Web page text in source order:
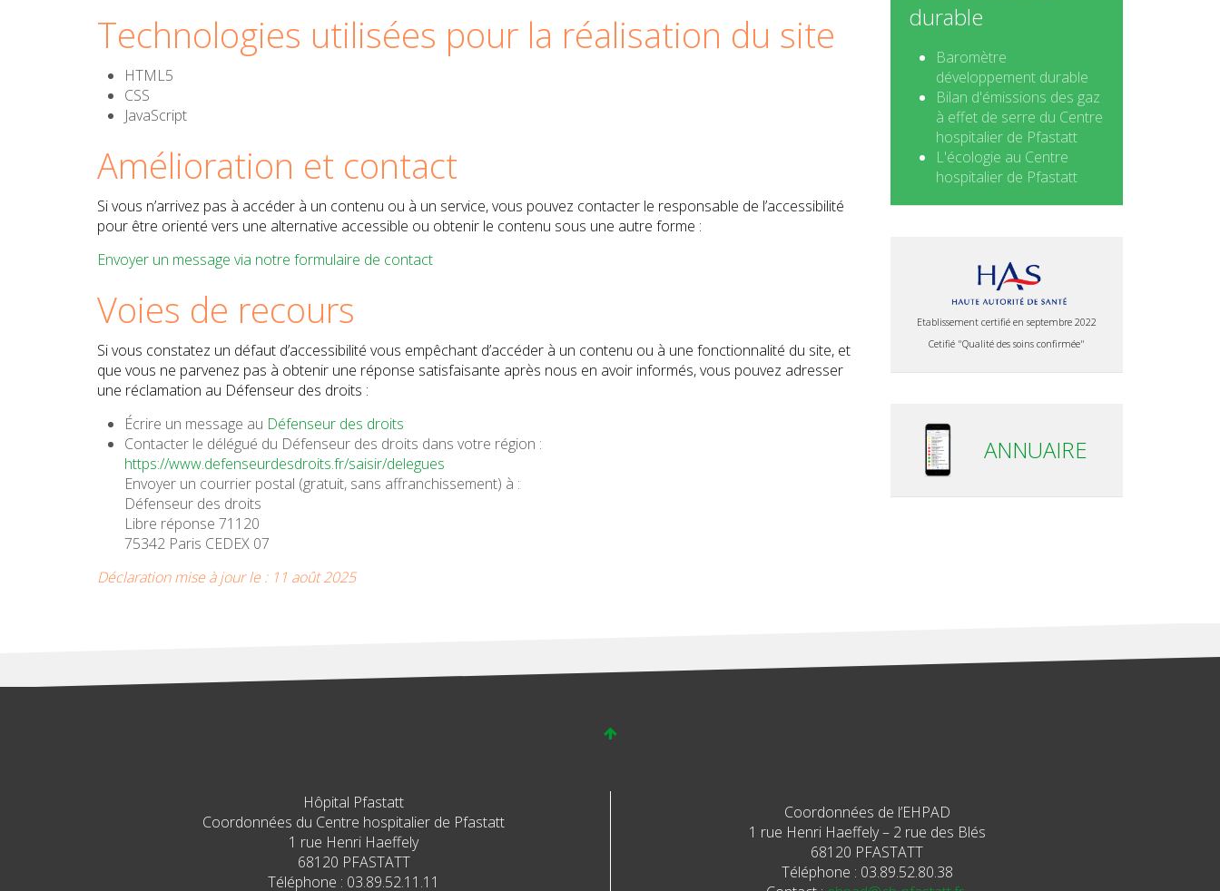
Technologies utilisées pour la réalisation du site
HTML5
CSS
JavaScript
Amélioration et contact
Si vous n’arrivez pas à accéder à un contenu ou à un service, vous pouvez contacter le responsable de l’accessibilité
pour être orienté vers une alternative accessible ou obtenir le contenu sous une autre forme :
Envoyer un message via notre formulaire de contact
Voies de recours
Si vous constatez un défaut d’accessibilité vous empêchant d’accéder à un contenu ou à une fonctionnalité du site, et
que vous ne parvenez pas à obtenir une réponse satisfaisante après nous en avoir informés, vous pouvez adresser
une réclamation au Défenseur des droits :
Écrire un message au Défenseur des droits
Contacter le délégué du Défenseur des droits dans votre région :
https://www.defenseurdesdroits.fr/saisir/delegues
Envoyer un courrier postal (gratuit, sans affranchissement) à :
Défenseur des droits
Libre réponse 71120
75342 Paris CEDEX 07
Déclaration mise à jour le : 11 août 2025
durable
Baromètre
développement durable
Bilan d'émissions des gaz
à effet de serre du Centre
hospitalier de Pfastatt
L'écologie au Centre
hospitalier de Pfastatt
Etablissement certifié en septembre 2022
Cetifié "Qualité des soins confirmée"
ANNUAIRE
Hôpital Pfastatt
Coordonnées du Centre hospitalier de Pfastatt
1 rue Henri Haeffely
68120 PFASTATT
Téléphone : 03.89.52.11.11
Coordonnées de l’EHPAD
1 rue Henri Haeffely – 2 rue des Blés
68120 PFASTATT
Téléphone : 03.89.52.80.38